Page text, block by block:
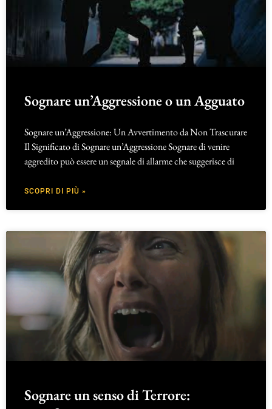
Sognare un’Aggressione o un Agguato
Sognare un’Aggressione: Un Avvertimento da Non Trascurare
Il Significato di Sognare un’Aggressione Sognare di venire
aggredito può essere un segnale di allarme che suggerisce di
SCOPRI DI PIÙ »
Sognare un senso di Terrore: